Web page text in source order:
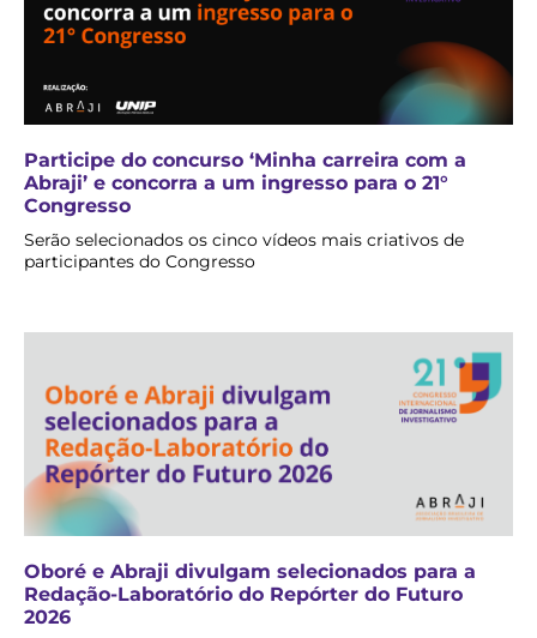
Participe do concurso ‘Minha carreira com a
Abraji’ e concorra a um ingresso para o 21°
Congresso
Serão selecionados os cinco vídeos mais criativos de
participantes do Congresso
Oboré e Abraji divulgam selecionados para a
Redação-Laboratório do Repórter do Futuro
2026